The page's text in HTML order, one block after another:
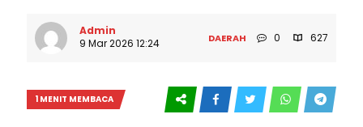
Admin
9 Mar 2026 12:24
DAERAH 0 627
1 MENIT MEMBACA